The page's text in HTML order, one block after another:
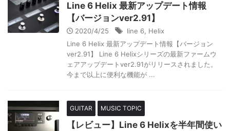
Line 6 Helix 最新アップデート情報
【バージョンver2.91】
2020/4/25 line 6 Helix
Line 6 Helix 最新アップデート情報【バージョン
ver2.91】 Line 6 Helixシリーズの最新ファームウ
ェアアップデートver2.91がリリースされました。
今まで以上に便利な機能が ...
GUITAR MUSIC TOPIC
【レビュー】Line 6 Helixを半年間使い